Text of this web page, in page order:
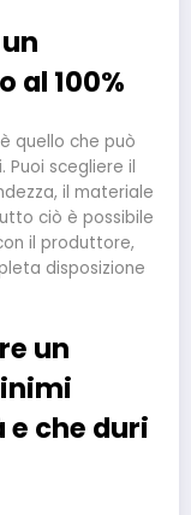
al 100%
quello che può
Puoi scegliere il
il materiale
ciò è possibile
il produttore,
disposizione
un
che duri